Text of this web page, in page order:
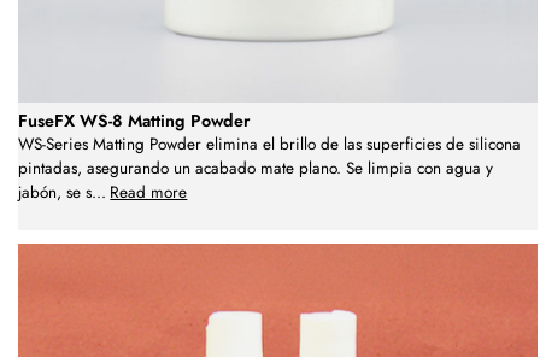
FuseFX WS-8 Matting Powder
WS-Series Matting Powder elimina el brillo de las superficies de silicona
pintadas, asegurando un acabado mate plano. Se limpia con agua y
jabón, se s... Read more